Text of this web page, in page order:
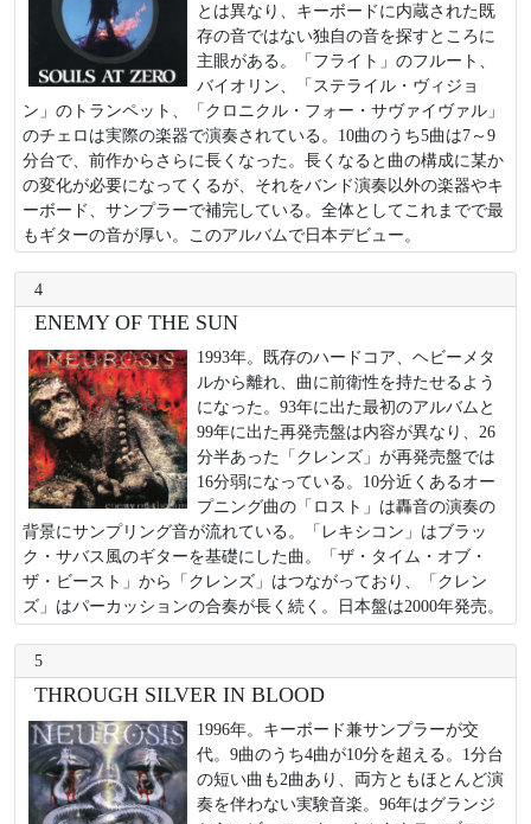
とは異なり、キーボードに内蔵された既
存の音ではない独自の音を探すところに
主眼がある。「フライト」のフルート、
バイオリン、「ステライル・ヴィジョ
ン」のトランペット、「クロニクル・フォー・サヴァイヴァル」
のチェロは実際の楽器で演奏されている。10曲のうち5曲は7～9
分台で、前作からさらに長くなった。長くなると曲の構成に某か
の変化が必要になってくるが、それをバンド演奏以外の楽器やキ
ーボード、サンプラーで補完している。全体としてこれまでで最
もギターの音が厚い。このアルバムで日本デビュー。
4
ENEMY OF THE SUN
1993年。既存のハードコア、ヘビーメタ
ルから離れ、曲に前衛性を持たせるよう
になった。93年に出た最初のアルバムと
99年に出た再発売盤は内容が異なり、26
分半あった「クレンズ」が再発売盤では
16分弱になっている。10分近くあるオー
プニング曲の「ロスト」は轟音の演奏の
背景にサンプリング音が流れている。「レキシコン」はブラッ
ク・サバス風のギターを基礎にした曲。「ザ・タイム・オブ・
ザ・ビースト」から「クレンズ」はつながっており、「クレン
ズ」はパーカッションの合奏が長く続く。日本盤は2000年発売。
5
THROUGH SILVER IN BLOOD
1996年。キーボード兼サンプラーが交
代。9曲のうち4曲が10分を超える。1分台
の短い曲も2曲あり、両方ともほとんど演
奏を伴わない実験音楽。96年はグランジ